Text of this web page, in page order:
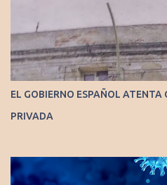
EL GOBIERNO ESPAÑOL
PRIVADA